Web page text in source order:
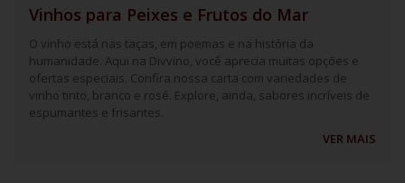
Vinhos para Peixes e Frutos do Mar
O vinho está nas taças, em poemas e na história da
humanidade. Aqui na Divvino, você aprecia muitas opções e
ofertas especiais. Confira nossa carta com variedades de
vinho tinto, branco e rosé. Explore, ainda, sabores incríveis de
espumantes e frisantes.
VER MAIS